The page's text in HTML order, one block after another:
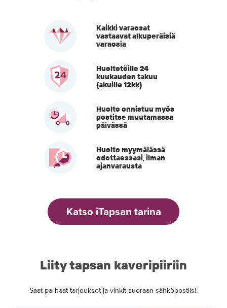
Kaikki varaosat
vastaavat alkuperäisiä
varaosia
Huoltotöille 24
kuukauden takuu
(akuille 12kk)
Huolto onnistuu myös
postitse muutamassa
päivässä
Huolto myymälässä
odottaessasi, ilman
ajanvarausta
Katso iTapsan tarina
Liity tapsan kaveripiiriin
Saat parhaat tarjoukset ja vinkit suoraan sähköpostiisi.